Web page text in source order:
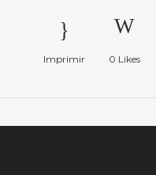
Imprimir 0 Likes